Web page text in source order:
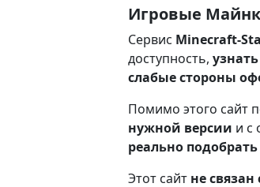
Игровые
Сервис Minecraft-
доступность,
слабые стороны
Помимо этого сайт
нужной версии и с
реально
Этот сайт не